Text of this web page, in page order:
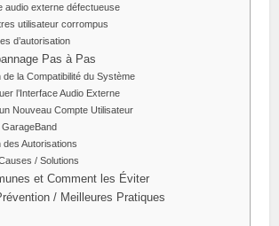
audio externe défectueuse
utilisateur corrompus
d’autorisation
Pas à Pas
de la Compatibilité du Système
l’Interface Audio Externe
Nouveau Compte Utilisateur
GarageBand
des Autorisations
/ Solutions
et Comment les Éviter
/ Meilleures Pratiques